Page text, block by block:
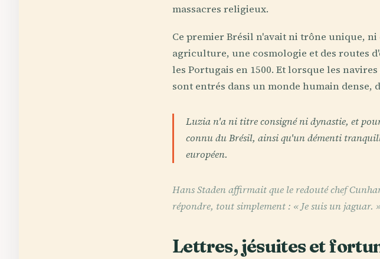
massacres religieux.
Ce premier Brésil n'avait ni trône unique,
agriculture, une cosmologie et des routes
les Portugais en 1500. Et lorsque les
sont entrés dans un monde humain dense,
Luzia n'a ni titre consigné ni dynastie, et
connu du Brésil, ainsi qu'un démenti
européen.
Hans Staden affirmait que le redouté chef
répondre, tout simplement : « Je suis un jaguar.
Lettres, jésuites et